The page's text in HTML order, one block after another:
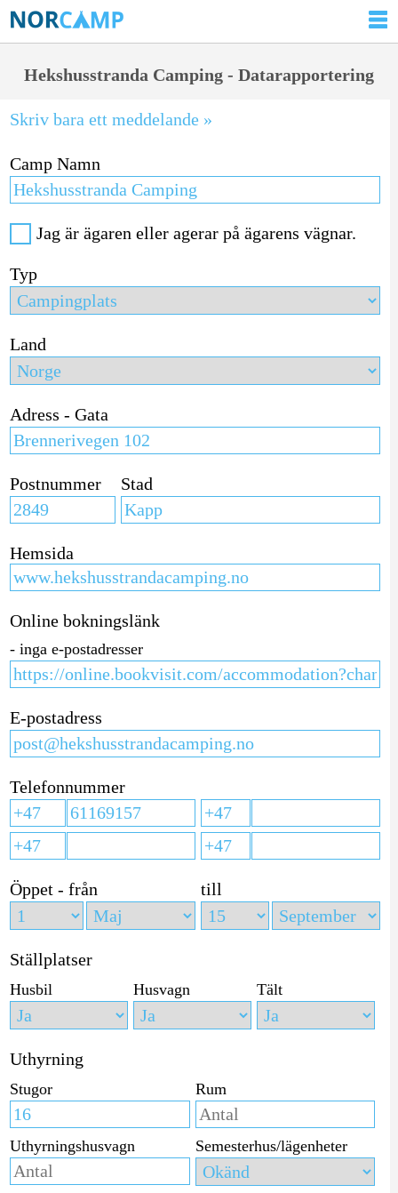
Hekshusstranda Camping - Datarapportering
Skriv bara ett meddelande »
Camp Namn
Jag är ägaren eller agerar på ägarens vägnar.
Typ
Land
Adress - Gata
Postnummer Stad
Hemsida
Online bokningslänk
- inga e-postadresser
E-postadress
Telefonnummer
Öppet - från till
Ställplatser
Husbil Husvagn Tält
Uthyrning
Stugor Rum
Uthyrningshusvagn Semesterhus/lägenheter